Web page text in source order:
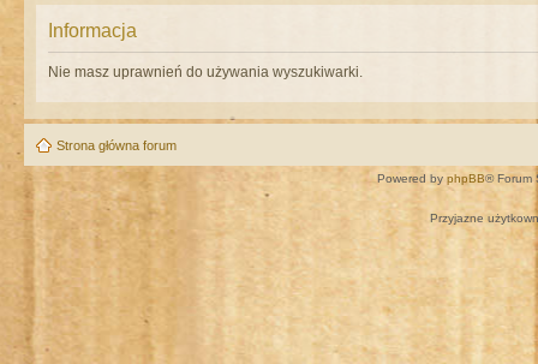
Informacja
Nie masz uprawnień do używania wyszukiwarki.
Strona główna forum
Powered by phpBB® Forum
Przyjazne